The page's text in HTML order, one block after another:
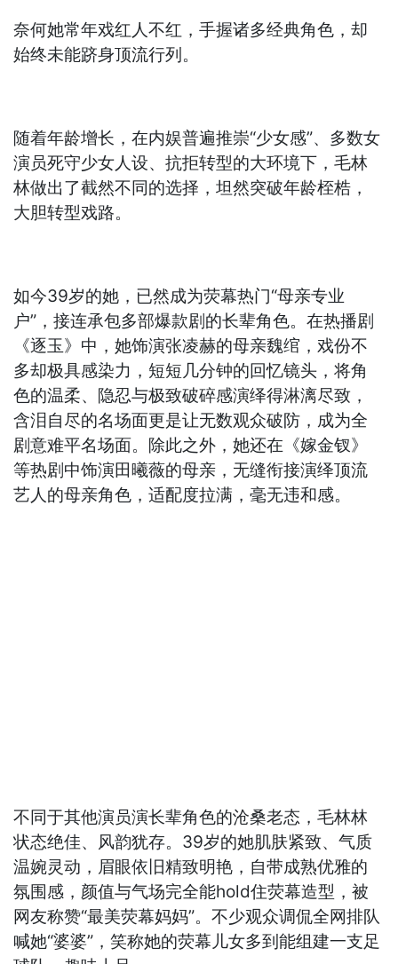
奈何她常年戏红人不红，手握诸多经典角色，却
始终未能跻身顶流行列。
随着年龄增长，在内娱普遍推崇“少女感”、多数女
演员死守少女人设、抗拒转型的大环境下，毛林
林做出了截然不同的选择，坦然突破年龄桎梏，
大胆转型戏路。
如今39岁的她，已然成为荧幕热门“母亲专业
户”，接连承包多部爆款剧的长辈角色。在热播剧
《逐玉》中，她饰演张凌赫的母亲魏绾，戏份不
多却极具感染力，短短几分钟的回忆镜头，将角
色的温柔、隐忍与极致破碎感演绎得淋漓尽致，
含泪自尽的名场面更是让无数观众破防，成为全
剧意难平名场面。除此之外，她还在《嫁金钗》
等热剧中饰演田曦薇的母亲，无缝衔接演绎顶流
艺人的母亲角色，适配度拉满，毫无违和感。
不同于其他演员演长辈角色的沧桑老态，毛林林
状态绝佳、风韵犹存。39岁的她肌肤紧致、气质
温婉灵动，眉眼依旧精致明艳，自带成熟优雅的
氛围感，颜值与气场完全能hold住荧幕造型，被
网友称赞“最美荧幕妈妈”。不少观众调侃全网排队
喊她“婆婆”，笑称她的荧幕儿女多到能组建一支足